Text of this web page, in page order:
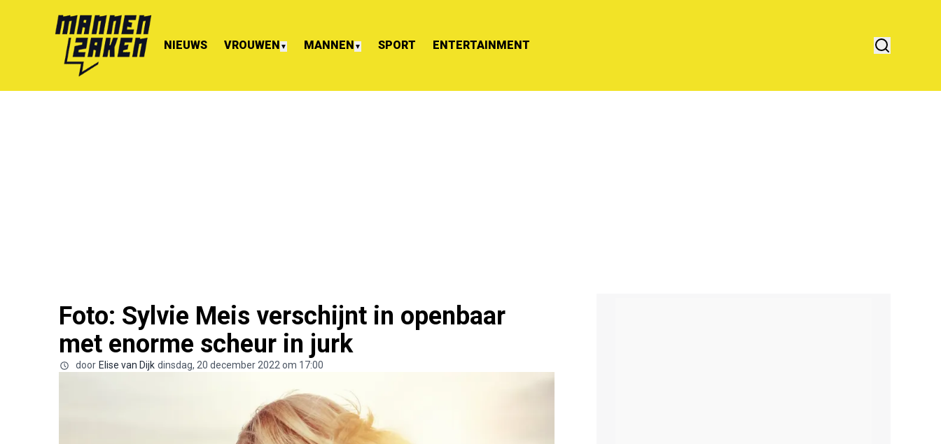
NIEUWS VROUWEN ▼ MANNEN ▼ SPORT ENTERTAINMENT
Foto: Sylvie Meis verschijnt in openbaar
met enorme scheur in jurk
door Elise van Dijk dinsdag, 20 december 2022 om 17:00